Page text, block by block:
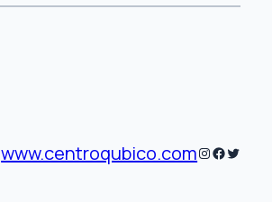
www.centroqubico.comInstagram